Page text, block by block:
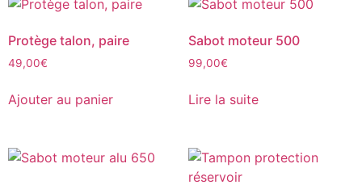
Protège talon, paire
49,00€
Ajouter au panier
Sabot moteur 500
99,00€
Lire la suite